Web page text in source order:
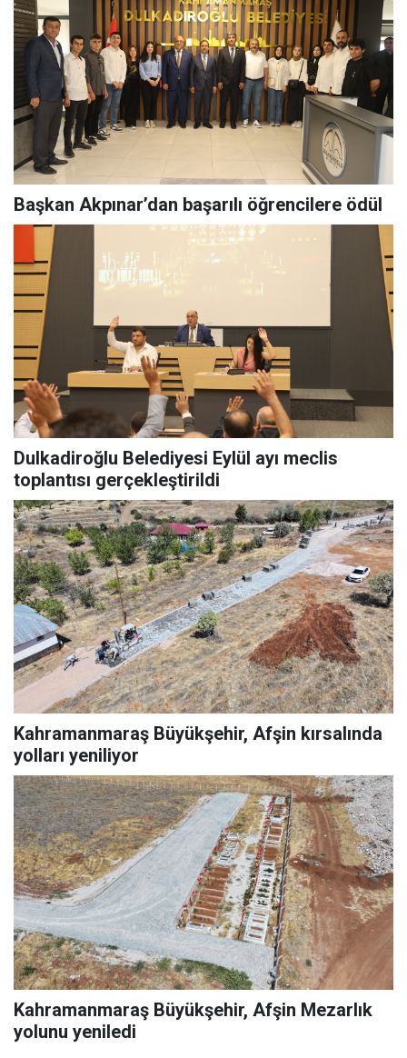
Başkan Akpınar’dan başarılı öğrencilere ödül
Dulkadiroğlu Belediyesi Eylül ayı meclis
toplantısı gerçekleştirildi
Kahramanmaraş Büyükşehir, Afşin kırsalında
yolları yeniliyor
Kahramanmaraş Büyükşehir, Afşin Mezarlık
yolunu yeniledi